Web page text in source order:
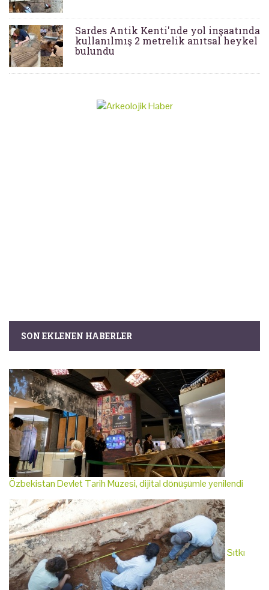
Sardes Antik Kenti'nde yol inşaatında
kullanılmış 2 metrelik anıtsal heykel
bulundu
SON EKLENEN HABERLER
Özbekistan Devlet Tarih Müzesi, dijital dönüşümle yenilendi
Sıtkı